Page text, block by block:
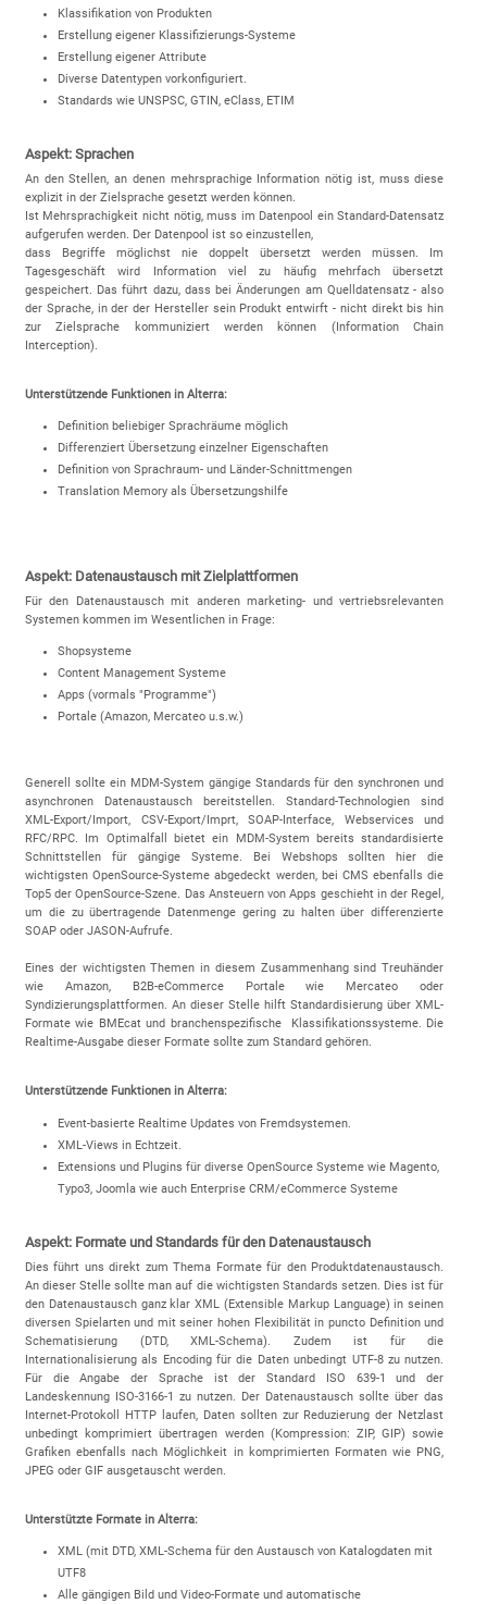
Klassifikation von Produkten
Erstellung eigener Klassifizierungs-Systeme
Erstellung eigener Attribute
Diverse Datentypen vorkonfiguriert.
Standards wie UNSPSC, GTIN, eClass, ETIM
Aspekt: Sprachen
An den Stellen, an denen mehrsprachige Information nötig ist, muss diese
explizit in der Zielsprache gesetzt werden können.
Ist Mehrsprachigkeit nicht nötig, muss im Datenpool ein Standard-Datensatz
aufgerufen werden. Der Datenpool ist so einzustellen,
dass Begriffe möglichst nie doppelt übersetzt werden müssen. Im
Tagesgeschäft wird Information viel zu häufig mehrfach übersetzt
gespeichert. Das führt dazu, dass bei Änderungen am Quelldatensatz - also
der Sprache, in der der Hersteller sein Produkt entwirft - nicht direkt bis hin
zur Zielsprache kommuniziert werden können (Information Chain
Interception).
Unterstützende Funktionen in Alterra:
Definition beliebiger Sprachräume möglich
Differenziert Übersetzung einzelner Eigenschaften
Definition von Sprachraum- und Länder-Schnittmengen
Translation Memory als Übersetzungshilfe
Aspekt: Datenaustausch mit Zielplattformen
Für den Datenaustausch mit anderen marketing- und vertriebsrelevanten
Systemen kommen im Wesentlichen in Frage:
Shopsysteme
Content Management Systeme
Apps (vormals "Programme")
Portale (Amazon, Mercateo u.s.w.)
Generell sollte ein MDM-System gängige Standards für den synchronen und
asynchronen Datenaustausch bereitstellen. Standard-Technologien sind
XML-Export/Import, CSV-Export/Imprt, SOAP-Interface, Webservices und
RFC/RPC. Im Optimalfall bietet ein MDM-System bereits standardisierte
Schnittstellen für gängige Systeme. Bei Webshops sollten hier die
wichtigsten OpenSource-Systeme abgedeckt werden, bei CMS ebenfalls die
Top5 der OpenSource-Szene. Das Ansteuern von Apps geschieht in der Regel,
um die zu übertragende Datenmenge gering zu halten über differenzierte
SOAP oder JASON-Aufrufe.
Eines der wichtigsten Themen in diesem Zusammenhang sind Treuhänder
wie Amazon, B2B-eCommerce Portale wie Mercateo oder
Syndizierungsplattformen. An dieser Stelle hilft Standardisierung über XML-
Formate wie BMEcat und branchenspezifische Klassifikationssysteme. Die
Realtime-Ausgabe dieser Formate sollte zum Standard gehören.
Unterstützende Funktionen in Alterra:
Event-basierte Realtime Updates von Fremdsystemen.
XML-Views in Echtzeit.
Extensions und Plugins für diverse OpenSource Systeme wie Magento,
Typo3, Joomla wie auch Enterprise CRM/eCommerce Systeme
Aspekt: Formate und Standards für den Datenaustausch
Dies führt uns direkt zum Thema Formate für den Produktdatenaustausch.
An dieser Stelle sollte man auf die wichtigsten Standards setzen. Dies ist für
den Datenaustausch ganz klar XML (Extensible Markup Language) in seinen
diversen Spielarten und mit seiner hohen Flexibilität in puncto Definition und
Schematisierung (DTD, XML-Schema). Zudem ist für die
Internationalisierung als Encoding für die Daten unbedingt UTF-8 zu nutzen.
Für die Angabe der Sprache ist der Standard ISO 639-1 und der
Landeskennung ISO-3166-1 zu nutzen. Der Datenaustausch sollte über das
Internet-Protokoll HTTP laufen, Daten sollten zur Reduzierung der Netzlast
unbedingt komprimiert übertragen werden (Kompression: ZIP, GIP) sowie
Grafiken ebenfalls nach Möglichkeit in komprimierten Formaten wie PNG,
JPEG oder GIF ausgetauscht werden.
Unterstützte Formate in Alterra:
XML (mit DTD, XML-Schema für den Austausch von Katalogdaten mit
UTF8
Alle gängigen Bild und Video-Formate und automatische